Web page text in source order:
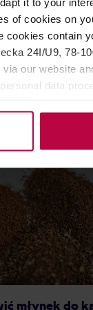
of cookies on
cookies contain
24I/U9, 78-
our website
data
Najniższa
młynek do